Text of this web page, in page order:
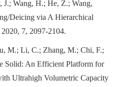
J.; Wang, H.; He, Z.; Wang,
Deicing via A Hierarchical
7, 2097-2104.
M.; Li, C.; Zhang, M.; Chi, F.;
Solid: An Efficient Platform for
Ultrahigh Volumetric Capacity